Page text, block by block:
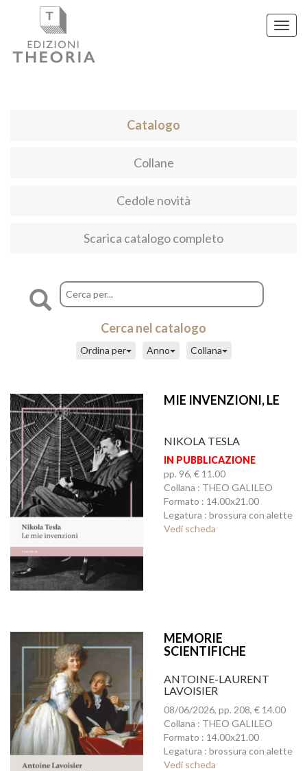
Catalogo
Collane
Cedole novità
Scarica catalogo completo
Cerca nel catalogo
Collana
Anno
Ordina per
MIE INVENZIONI, LE
NIKOLA TESLA
IN PUBBLICAZIONE
pp. 96, € 11.00
Collana : THEO GALILEO
Formato : 14.00x21.00
Legatura : brossura con alette
Vedi scheda
MEMORIE
SCIENTIFICHE
ANTOINE-LAURENT
LAVOISIER
08/06/2026, pp. 208, € 14.00
Collana : THEO GALILEO
Formato : 14.00x21.00
Legatura : brossura con alette
Vedi scheda